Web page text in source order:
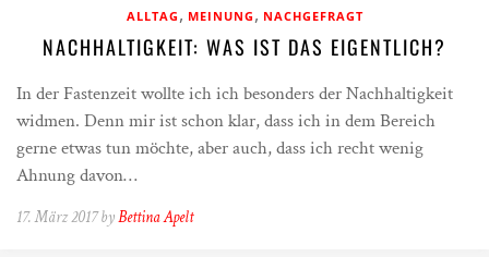
ALLTAG , MEINUNG , NACHGEFRAGT
NACHHALTIGKEIT: WAS IST DAS EIGENTLICH?
In der Fastenzeit wollte ich ich besonders der Nachhaltigkeit
widmen. Denn mir ist schon klar, dass ich in dem Bereich
gerne etwas tun möchte, aber auch, dass ich recht wenig
Ahnung davon…
17. März 2017 byBettina Apelt